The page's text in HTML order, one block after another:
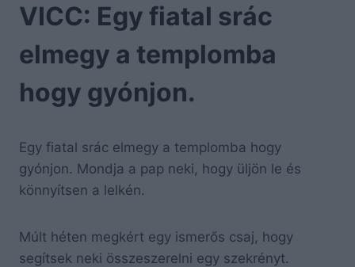
VICC: Egy fiatal srác
elmegy a templomba
hogy gyónjon.
Egy fiatal srác elmegy a templomba hogy
gyónjon. Mondja a pap neki, hogy üljön le és
könnyítsen a lelkén.
Múlt héten megkért egy ismerős csaj, hogy
segítsek neki összeszerelni egy szekrényt.